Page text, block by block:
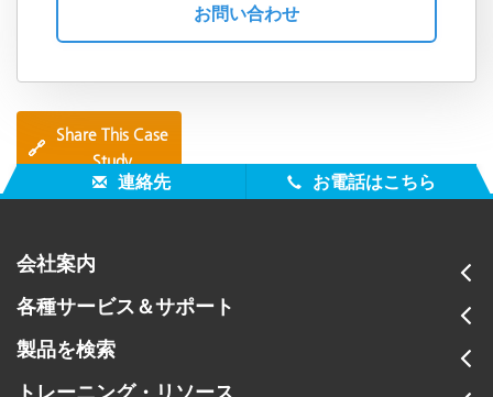
お問い合わせ
🔗
Share This Case
Study
連絡先 お電話はこちら
会社案内
各種サービス＆サポート
製品を検索